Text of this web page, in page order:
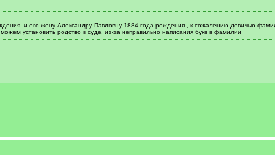
и его жену Александру Павловну 1884 года рождения , к сожалению девичью
установить родство в суде, из-за неправильно написания букв в фамилии